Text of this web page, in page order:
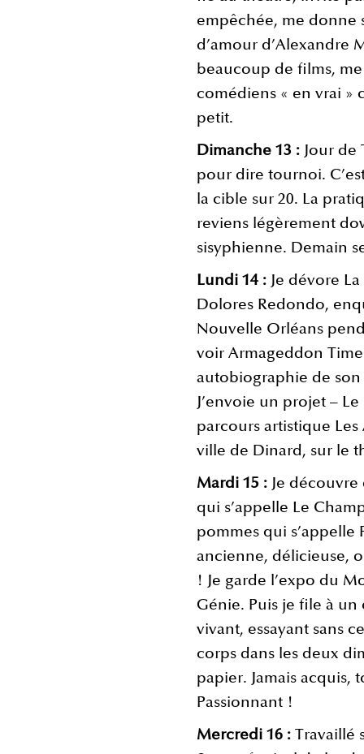
empêchée, me donne
d’amour d’Alexandre
beaucoup de films,
comédiens « en vrai »
petit.
Dimanche 13 : Jour de
pour dire tournoi.
la cible sur 20. La
reviens légèrement
sisyphienne. Demain
Lundi 14 : Je dévore
Dolores Redondo,
Nouvelle Orléans
voir Armageddon
autobiographie de
J’envoie un projet –
parcours artistique
ville de Dinard, sur le
Mardi 15 : Je
qui s’appelle Le
pommes qui s’appelle
ancienne, délicieuse,
! Je garde l’expo du
Génie. Puis je file à
vivant, essayant sans
corps dans les deux
papier. Jamais
Passionnant !
Mercredi 16 : Travaillé